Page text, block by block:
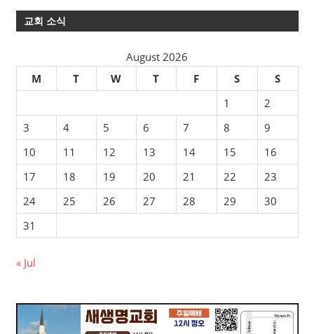
교회 소식
August 2026
M
T W T F S
S
1
2
3
4 5 6 7 8
9
10
11 12 13 14 15
16
17
18 19 20 21 22
23
24
25 26 27 28 29
30
31
« Jul